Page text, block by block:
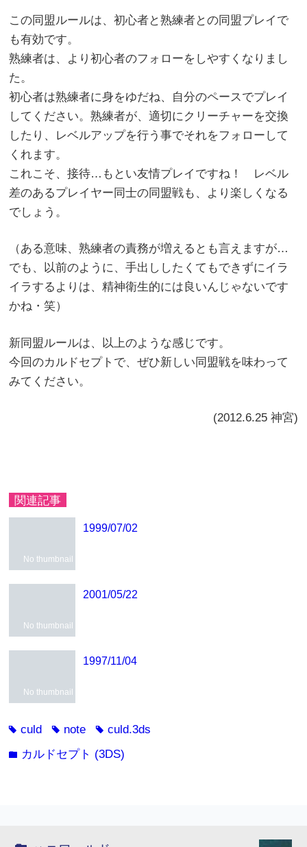
この同盟ルールは、初心者と熟練者との同盟プレイで
も有効です。
熟練者は、より初心者のフォローをしやすくなりまし
た。
初心者は熟練者に身をゆだね、自分のペースでプレイ
してください。熟練者が、適切にクリーチャーを交換
したり、レベルアップを行う事でそれをフォローして
くれます。
これこそ、接待…もとい友情プレイですね！ レベル
差のあるプレイヤー同士の同盟戦も、より楽しくなる
でしょう。
（ある意味、熟練者の責務が増えるとも言えますが…
でも、以前のように、手出ししたくてもできずにイラ
イラするよりは、精神衛生的には良いんじゃないです
かね・笑）
新同盟ルールは、以上のような感じです。
今回のカルドセプトで、ぜひ新しい同盟戦を味わって
みてください。
(2012.6.25 神宮)
関連記事
No thumbnail
1999/07/02
No thumbnail
2001/05/22
No thumbnail
1997/11/04
tagculd tag note tagculd.3ds
folder カルドセプト (3DS)